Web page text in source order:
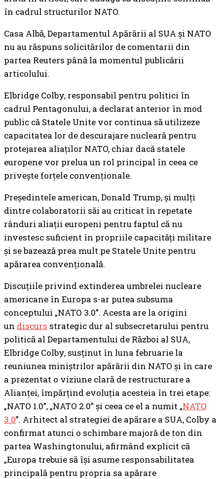
în cadrul structurilor NATO.
Casa Albă, Departamentul Apărării al SUA și NATO
nu au răspuns solicitărilor de comentarii din
partea Reuters până la momentul publicării
articolului.
Elbridge Colby, responsabil pentru politici în
cadrul Pentagonului, a declarat anterior în mod
public că Statele Unite vor continua să utilizeze
capacitatea lor de descurajare nucleară pentru
protejarea aliaților NATO, chiar dacă statele
europene vor prelua un rol principal în ceea ce
privește forțele convenționale.
Președintele american, Donald Trump, și mulți
dintre colaboratorii săi au criticat în repetate
rânduri aliații europeni pentru faptul că nu
investesc suficient în propriile capacități militare
și se bazează prea mult pe Statele Unite pentru
apărarea convențională.
Discuțiile privind extinderea umbrelei nucleare
americane în Europa s-ar putea subsuma
conceptului „NATO 3.0”. Acesta are la origini
un discurs strategic dur al subsecretarului pentru
politică al Departamentului de Război al SUA,
Elbridge Colby, susținut în luna februarie la
reuniunea miniștrilor apărării din NATO și în care
a prezentat o viziune clară de restructurare a
Alianței, împărțind evoluția acesteia în trei etape:
„NATO 1.0”, „NATO 2.0” și ceea ce el a numit „NATO
3.0”. Arhitect al strategiei de apărare a SUA, Colby a
confirmat atunci o schimbare majoră de ton din
partea Washingtonului, afirmând explicit că
„Europa trebuie să își asume responsabilitatea
principală pentru propria sa apărare